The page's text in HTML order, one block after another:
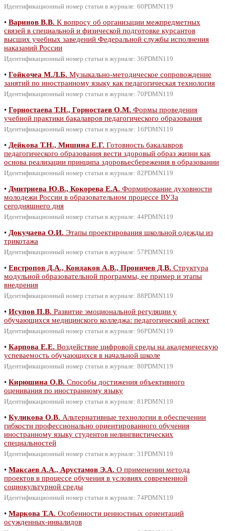
Идентификационный номер статьи в журнале: 60PDMN119
• Варинов В.В. К вопросу об организации межпредметных
связей в специальной и физической подготовке курсантов
высших учебных заведений Федеральной службы исполнения
наказаний России
Идентификационный номер статьи в журнале: 36PDMN119
• Гойкочеа М.Л.Б. Музыкально-методическое сопровождение
занятий по иностранному языку как педагогическая технология
Идентификационный номер статьи в журнале: 70PDMN119
• Горностаева Т.Н., Горностаев О.М. Формы проведения
учебной практики бакалавров педагогического образования
Идентификационный номер статьи в журнале: 16PDMN119
• Дейкова Т.Н., Мишина Е.Г. Готовность бакалавров
педагогического образования вести здоровый образ жизни как
основа реализации принципа здоровьесбережения в образовании
Идентификационный номер статьи в журнале: 82PDMN119
• Дмитриева Ю.В., Кокорева Е.А. Формирование духовности
молодежи России в образовательном процессе ВУЗа
сегодняшнего дня
Идентификационный номер статьи в журнале: 44PDMN119
• Докучаева О.И. Этапы проектирования школьной одежды из
трикотажа
Идентификационный номер статьи в журнале: 57PDMN119
• Евстропов Д.А., Кондаков А.В., Проничев Д.В. Структура
модульной образовательной программы, ее пример и этапы
внедрения
Идентификационный номер статьи в журнале: 88PDMN119
• Исупов П.В. Развитие эмоциональной регуляции у
обучающихся медицинского колледжа: педагогический аспект
Идентификационный номер статьи в журнале: 96PDMN119
• Карпова Е.Е. Воздействие цифровой среды на академическую
успеваемость обучающихся в начальной школе
Идентификационный номер статьи в журнале: 80PDMN119
• Кирюшина О.В. Способы достижения объективного
оценивания по иностранному языку
Идентификационный номер статьи в журнале: 81PDMN119
• Куликова О.В. Альтернативные технологии в обеспечении
гибкости профессионально ориентированного обучения
иностранному языку студентов нелингвистических
специальностей
Идентификационный номер статьи в журнале: 31PDMN119
• Максаев А.А., Арустамов Э.А. О применении метода
проектов в процессе обучения в условиях современной
социокультурной среды
Идентификационный номер статьи в журнале: 74PDMN119
• Маркова Т.А. Особенности ценностных ориентаций
осужденных-инвалидов